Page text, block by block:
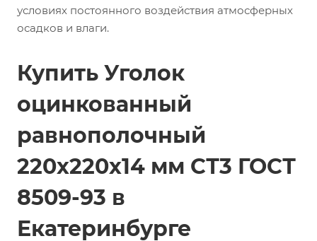
условиях постоянного воздействия атмосферных
осадков и влаги.
Купить Уголок
оцинкованный
равнополочный
220х220х14 мм СТ3 ГОСТ
8509-93 в
Екатеринбурге